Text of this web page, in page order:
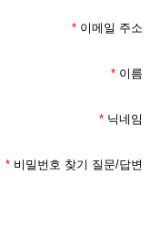
* 이메일 주소
* 이름
* 닉네임
* 비밀번호 찾기 질문/답변